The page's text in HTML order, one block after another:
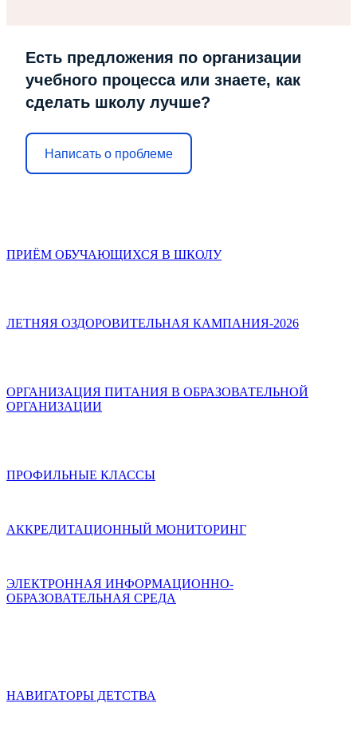
Есть предложения по организации
учебного процесса или знаете, как
сделать школу лучше?
Написать о проблеме
ПРИЁМ ОБУЧАЮЩИХСЯ В ШКОЛУ
ЛЕТНЯЯ ОЗДОРОВИТЕЛЬНАЯ КАМПАНИЯ-2026
ОРГАНИЗАЦИЯ ПИТАНИЯ В ОБРАЗОВАТЕЛЬНОЙ
ОРГАНИЗАЦИИ
ПРОФИЛЬНЫЕ КЛАССЫ
АККРЕДИТАЦИОННЫЙ МОНИТОРИНГ
ЭЛЕКТРОННАЯ ИНФОРМАЦИОННО-
ОБРАЗОВАТЕЛЬНАЯ СРЕДА
НАВИГАТОРЫ ДЕТСТВА